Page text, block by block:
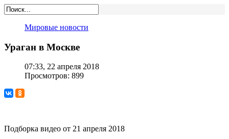
Мировые новости
Ураган в Москве
07:33, 22 апреля 2018
Просмотров: 899
Подборка видео от 21 апреля 2018